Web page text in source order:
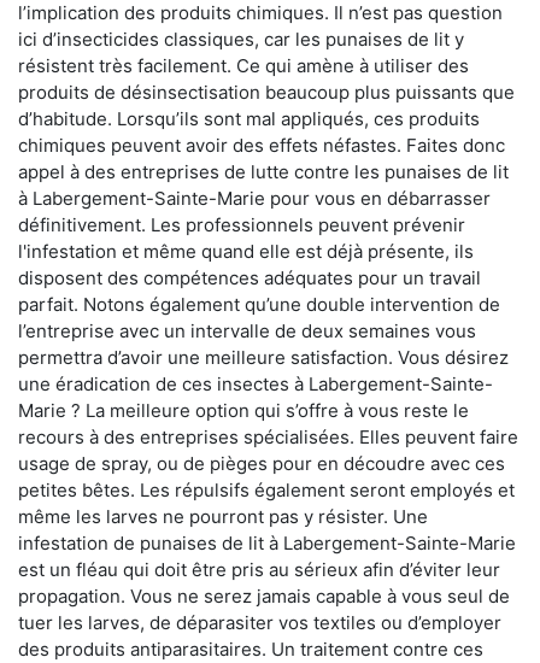
l’implication des produits chimiques. Il n’est pas question
ici d’insecticides classiques, car les punaises de lit y
résistent très facilement. Ce qui amène à utiliser des
produits de désinsectisation beaucoup plus puissants que
d’habitude. Lorsqu’ils sont mal appliqués, ces produits
chimiques peuvent avoir des effets néfastes. Faites donc
appel à des entreprises de lutte contre les punaises de lit
à Labergement-Sainte-Marie pour vous en débarrasser
définitivement. Les professionnels peuvent prévenir
l'infestation et même quand elle est déjà présente, ils
disposent des compétences adéquates pour un travail
parfait. Notons également qu’une double intervention de
l’entreprise avec un intervalle de deux semaines vous
permettra d’avoir une meilleure satisfaction. Vous désirez
une éradication de ces insectes à Labergement-Sainte-
Marie ? La meilleure option qui s’offre à vous reste le
recours à des entreprises spécialisées. Elles peuvent faire
usage de spray, ou de pièges pour en découdre avec ces
petites bêtes. Les répulsifs également seront employés et
même les larves ne pourront pas y résister. Une
infestation de punaises de lit à Labergement-Sainte-Marie
est un fléau qui doit être pris au sérieux afin d’éviter leur
propagation. Vous ne serez jamais capable à vous seul de
tuer les larves, de déparasiter vos textiles ou d’employer
des produits antiparasitaires. Un traitement contre ces